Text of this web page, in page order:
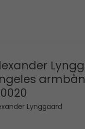
Lynggaard